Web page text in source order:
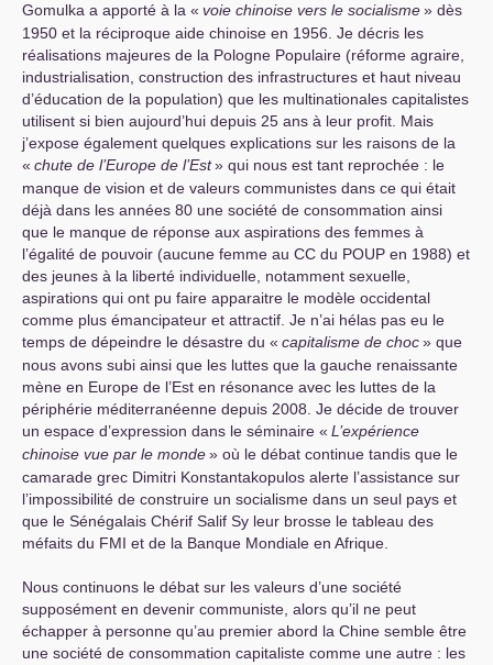
Gomulka a apporté à la « voie chinoise vers le socialisme» dès
1950 et la réciproque aide chinoise en 1956. Je décris les
réalisations majeures de la Pologne Populaire (réforme agraire,
industrialisation, construction des infrastructures et haut niveau
d’éducation de la population) que les multinationales capitalistes
utilisent si bien aujourd’hui depuis 25 ans à leur profit. Mais
j’expose également quelques explications sur les raisons de la
« chute de l’Europe de l’Est» qui nous est tant reprochée : le
manque de vision et de valeurs communistes dans ce qui était
déjà dans les années 80 une société de consommation ainsi
que le manque de réponse aux aspirations des femmes à
l’égalité de pouvoir (aucune femme au CC du POUP en 1988) et
des jeunes à la liberté individuelle, notamment sexuelle,
aspirations qui ont pu faire apparaitre le modèle occidental
comme plus émancipateur et attractif. Je n’ai hélas pas eu le
temps de dépeindre le désastre du « capitalisme de choc» que
nous avons subi ainsi que les luttes que la gauche renaissante
mène en Europe de l’Est en résonance avec les luttes de la
périphérie méditerranéenne depuis 2008. Je décide de trouver
un espace d’expression dans le séminaire « L’expérience
chinoise vue par le monde» où le débat continue tandis que le
camarade grec Dimitri Konstantakopulos alerte l’assistance sur
l’impossibilité de construire un socialisme dans un seul pays et
que le Sénégalais Chérif Salif Sy leur brosse le tableau des
méfaits du FMI et de la Banque Mondiale en Afrique.
Nous continuons le débat sur les valeurs d’une société
supposément en devenir communiste, alors qu’il ne peut
échapper à personne qu’au premier abord la Chine semble être
une société de consommation capitaliste comme une autre : les